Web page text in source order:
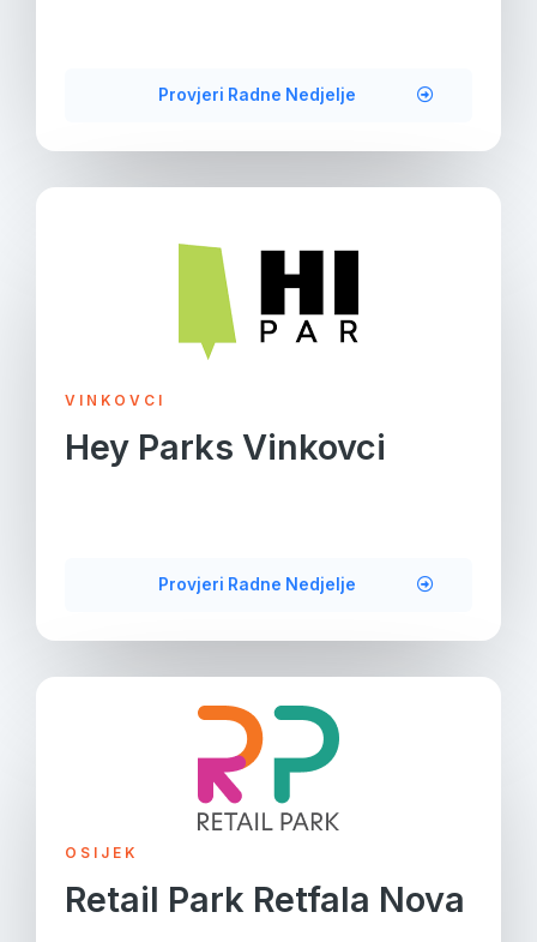
Provjeri Radne Nedjelje
VINKOVCI
Hey Parks Vinkovci
Provjeri Radne Nedjelje
OSIJEK
Retail Park Retfala Nova